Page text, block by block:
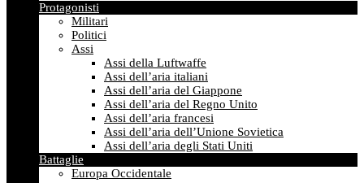
Protagonisti
Militari
Politici
Assi
Assi della Luftwaffe
Assi dell’aria italiani
Assi dell’aria del Giappone
Assi dell’aria del Regno Unito
Assi dell’aria francesi
Assi dell’aria dell’Unione Sovietica
Assi dell’aria degli Stati Uniti
Battaglie
Europa Occidentale